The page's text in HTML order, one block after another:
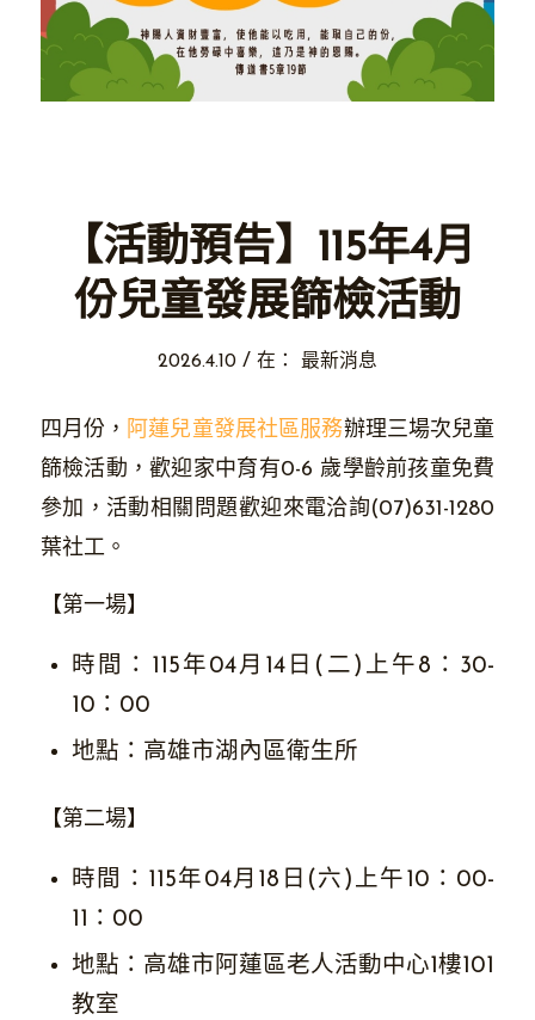
【活動預告】115年4月
份兒童發展篩檢活動
2026.4.10 / 在： 最新消息
四月份， 阿蓮兒童發展社區服務辦理三場次兒童
篩檢活動，歡迎家中育有0-6 歲學齡前孩童免費
參加，活動相關問題歡迎來電洽詢(07)631-1280
葉社工。
【第一場】
時間：115年04月14日(二)上午8：30-
10：00
地點：高雄市湖內區衛生所
【第二場】
時間：115年04月18日(六)上午10：00-
11：00
地點：高雄市阿蓮區老人活動中心1樓101
教室